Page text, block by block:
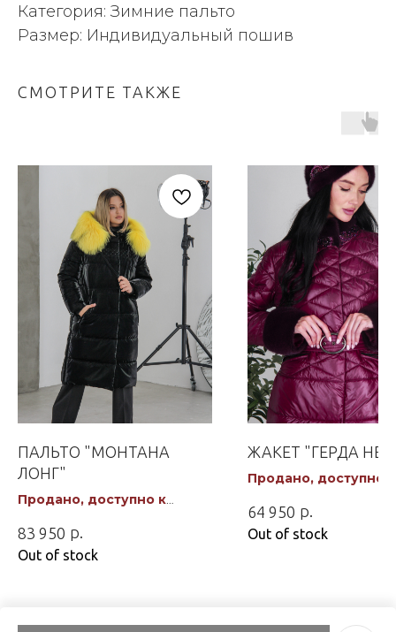
Категория: Зимние пальто
Размер: Индивидуальный пошив
СМОТРИТЕ ТАКЖЕ
ПАЛЬТО "МОНТАНА
ЛОНГ"
Продано, доступно к
83 950 р.
Out of stock
ЖАКЕТ "ГЕРДА
Продано, доступно к
64 950 р.
Out of stock